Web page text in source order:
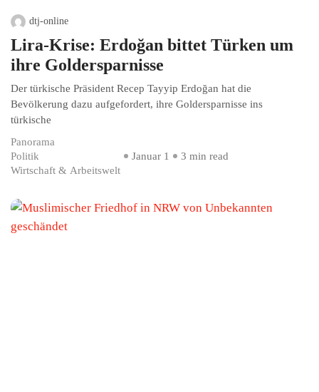
dtj-online
Lira-Krise: Erdoğan bittet Türken um
ihre Goldersparnisse
Der türkische Präsident Recep Tayyip Erdoğan hat die
Bevölkerung dazu aufgefordert, ihre Goldersparnisse ins
türkische
Panorama
Politik
Wirtschaft & Arbeitswelt
Januar 1 3 min read